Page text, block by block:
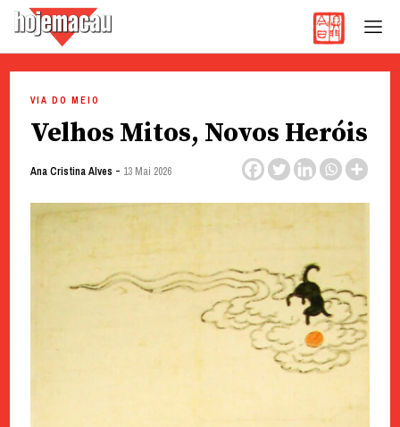
content
VIA DO MEIO
Velhos Mitos, Novos Heróis
Ana Cristina Alves - 13 Mai 2026